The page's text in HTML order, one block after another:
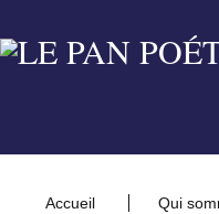
Accueil Qui